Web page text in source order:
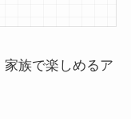
族で楽しめるア